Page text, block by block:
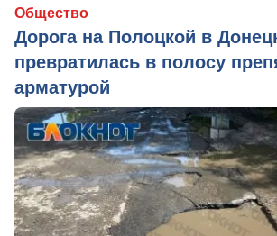
Общество
Дорога на Полоцкой в
превратилась в полосу
арматурой